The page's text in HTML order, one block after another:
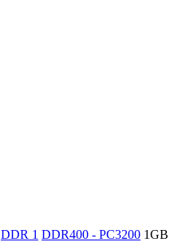
DDR 1 DDR400 - PC3200 1GB